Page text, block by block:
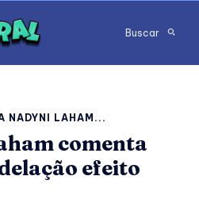
Buscar
NADYNI LAHAM...
comenta
efeito